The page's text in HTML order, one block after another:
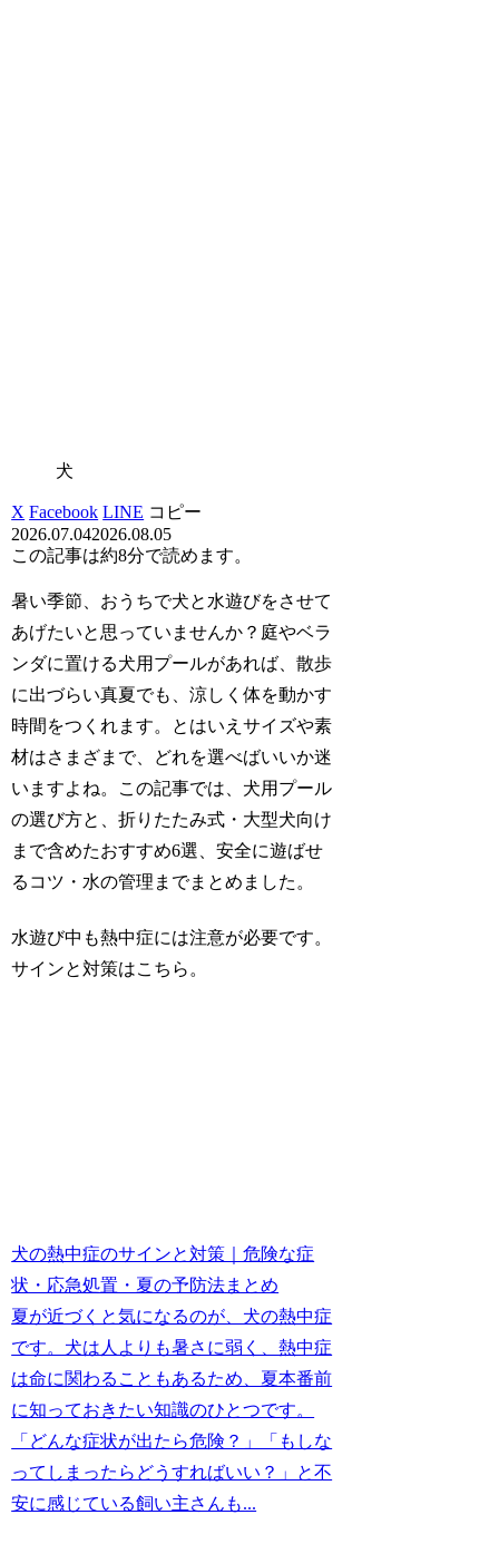
犬
X Facebook LINE コピー
2026.07.042026.08.05
この記事は約8分で読めます。
暑い季節、おうちで犬と水遊びをさせて
あげたいと思っていませんか？庭やベラ
ンダに置ける犬用プールがあれば、散歩
に出づらい真夏でも、涼しく体を動かす
時間をつくれます。とはいえサイズや素
材はさまざまで、どれを選べばいいか迷
いますよね。この記事では、犬用プール
の選び方と、折りたたみ式・大型犬向け
まで含めたおすすめ6選、安全に遊ばせ
るコツ・水の管理までまとめました。
水遊び中も熱中症には注意が必要です。
サインと対策はこちら。
犬の熱中症のサインと対策｜危険な症
状・応急処置・夏の予防法まとめ
夏が近づくと気になるのが、犬の熱中症
です。犬は人よりも暑さに弱く、熱中症
は命に関わることもあるため、夏本番前
に知っておきたい知識のひとつです。
「どんな症状が出たら危険？」「もしな
ってしまったらどうすればいい？」と不
安に感じている飼い主さんも...